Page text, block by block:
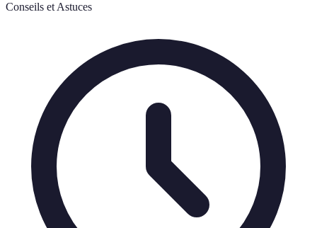
Conseils et Astuces